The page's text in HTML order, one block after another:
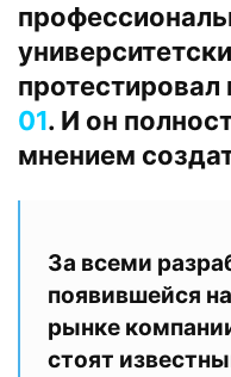
протестировал
01. И он
мнением
За всеми
появившейся
рынке
стоят